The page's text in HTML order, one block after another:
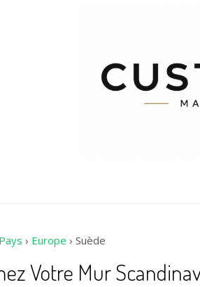
Pays › Europe › Suède
Votre Mur